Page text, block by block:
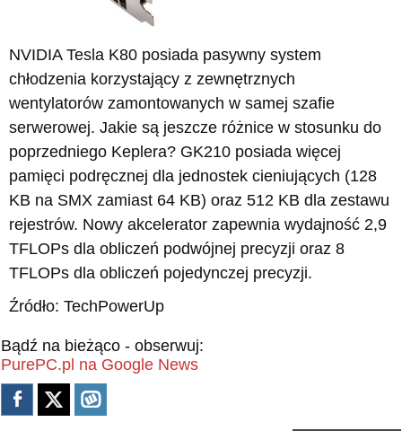
NVIDIA Tesla K80 posiada pasywny system
chłodzenia korzystający z zewnętrznych
wentylatorów zamontowanych w samej szafie
serwerowej. Jakie są jeszcze różnice w stosunku do
poprzedniego Keplera? GK210 posiada więcej
pamięci podręcznej dla jednostek cieniujących (128
KB na SMX zamiast 64 KB) oraz 512 KB dla zestawu
rejestrów. Nowy akcelerator zapewnia wydajność 2,9
TFLOPs dla obliczeń podwójnej precyzji oraz 8
TFLOPs dla obliczeń pojedynczej precyzji.
Źródło: TechPowerUp
Bądź na bieżąco - obserwuj:
PurePC.pl na Google News